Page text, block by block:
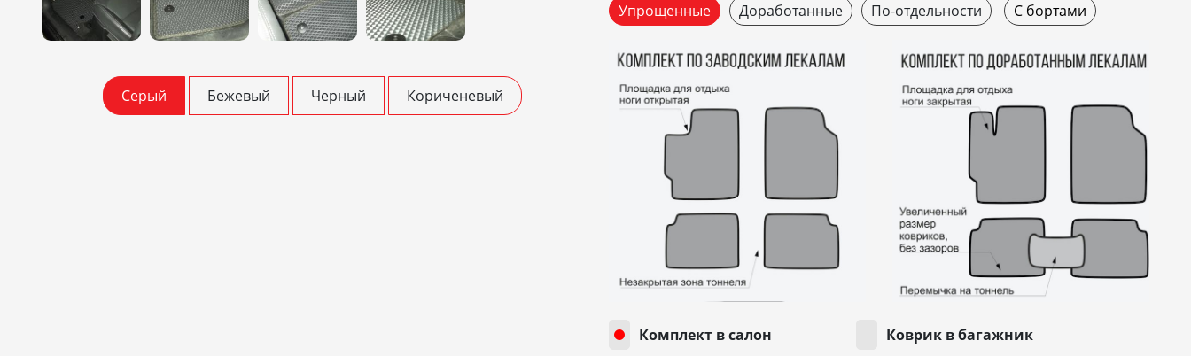
Серый Бежевый Черный Кориченевый
Упрощенные
Доработанные По-отдельности С бортами
Комплект в салон
Коврик в багажник